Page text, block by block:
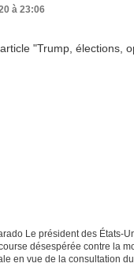
à 23:06
Le président des États-
désespérée contre la
en vue de la consultation